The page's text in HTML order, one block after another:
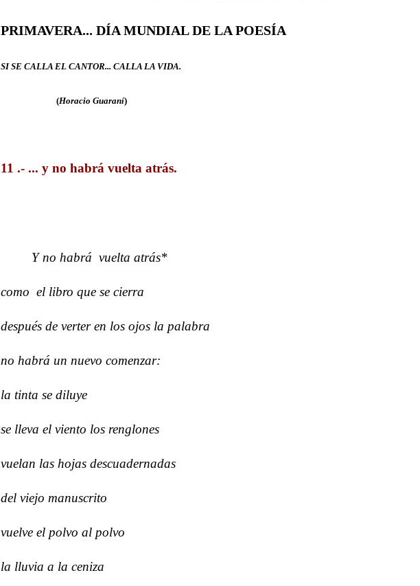
PRIMAVERA... DÍA MUNDIAL DE LA POESÍA
SI SE CALLA EL CANTOR... CALLA LA VIDA.
(Horacio Guaraní)
11 .- ... y no habrá vuelta atrás.
Y no habrá vuelta atrás*
como el libro que se cierra
después de verter en los ojos la palabra
no habrá un nuevo comenzar:
la tinta se diluye
se lleva el viento los renglones
vuelan las hojas descuadernadas
del viejo manuscrito
vuelve el polvo al polvo
la lluvia a la ceniza